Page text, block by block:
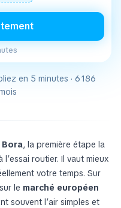
en 5 minutes · 6 186
Bora, la première étape la
routier. Il vaut mieux
votre temps. Sur
le marché européen
souvent l’air simples et